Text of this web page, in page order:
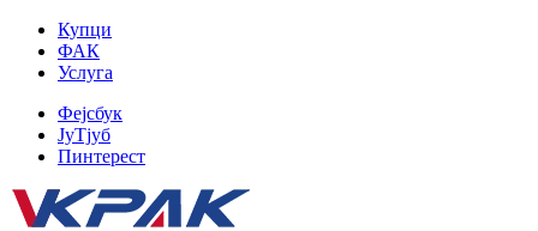
Купци
ФАК
Услуга
Фејсбук
ЈуТјуб
Пинтерест